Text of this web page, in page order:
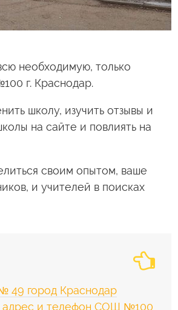
необходимую, только
г. Краснодар.
школу, изучить отзывы и
на сайте и повлиять на
своим опытом, ваше
и учителей в поисках
49 город Краснодар
адрес и телефон СОШ №100